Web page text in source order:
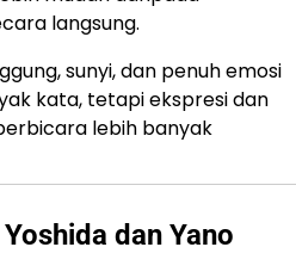
langsung.
sunyi, dan penuh emosi
kata, tetapi ekspresi dan
lebih banyak
dan Yano